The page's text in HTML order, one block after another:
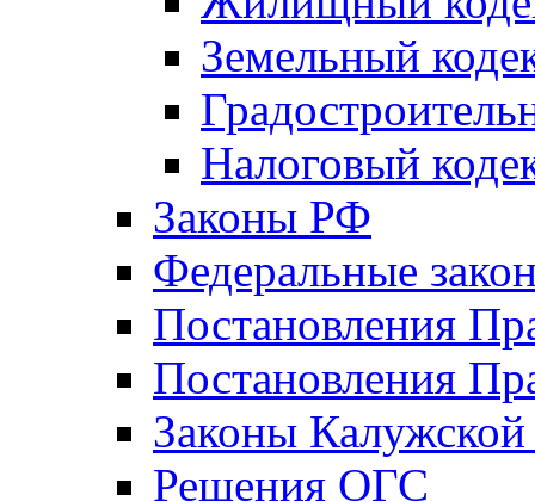
Земельный
Налоговый
Законы РФ
Федеральные
Постановления
Постановления
Законы Калужской
Решения ОГС